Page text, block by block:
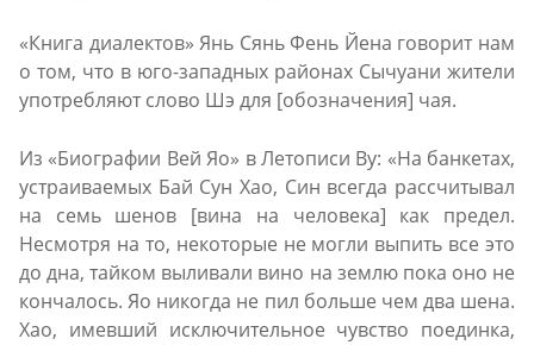
«Книга диалектов» Янь Сянь Фень Йена говорит нам
о том, что в юго-западных районах Сычуани жители
употребляют слово Шэ для [обозначения] чая.
Из «Биографии Вей Яо» в Летописи Ву: «На банкетах,
устраиваемых Бай Сун Хао, Син всегда рассчитывал
на семь шенов [вина на человека] как предел.
Несмотря на то, некоторые не могли выпить все это
до дна, тайком выливали вино на землю пока оно не
кончалось. Яо никогда не пил больше чем двa шенa.
Хао, имевший исключительное чувство поединка,